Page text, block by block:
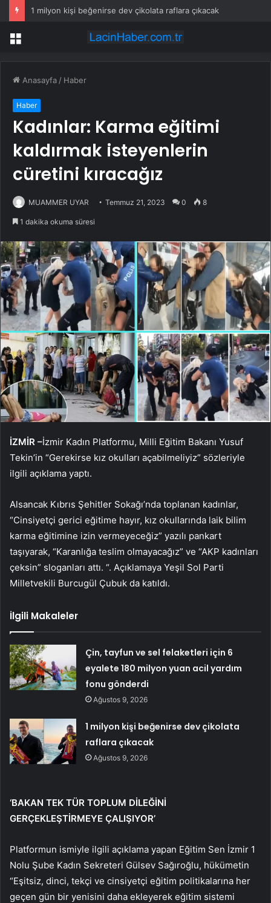
1 milyon kişi beğenirse dev çikolata raflara çıkacak
Menü
Anasayfa / Haber
Haber
Kadınlar: Karma eğitimi
kaldırmak isteyenlerin
cüretini kıracağız
MUAMMER UYAR Temmuz 21, 2023 0 8
1 dakika okuma süresi
İZMİR –İzmir Kadın Platformu, Milli Eğitim Bakanı Yusuf
Tekin’in “Gerekirse kız okulları açabilmeliyiz” sözleriyle
ilgili açıklama yaptı.
Alsancak Kıbrıs Şehitler Sokağı’nda toplanan kadınlar,
“Cinsiyetçi gerici eğitime hayır, kız okullarında laik bilim
karma eğitimine izin vermeyeceğiz” yazılı pankart
taşıyarak, “Karanlığa teslim olmayacağız” ve “AKP kadınları
çeksin” sloganları attı. “. Açıklamaya Yeşil Sol Parti
Milletvekili Burcugül Çubuk da katıldı.
İlgili Makaleler
Çin, tayfun ve sel felaketleri için 6
eyalete 180 milyon yuan acil yardım
fonu gönderdi
Ağustos 9, 2026
1 milyon kişi beğenirse dev çikolata
raflara çıkacak
Ağustos 9, 2026
‘BAKAN TEK TÜR TOPLUM DİLEĞİNİ
GERÇEKLEŞTİRMEYE ÇALIŞIYOR’
Platformun ismiyle ilgili açıklama yapan Eğitim Sen İzmir 1
Nolu Şube Kadın Sekreteri Gülsev Sağıroğlu, hükümetin
“Eşitsiz, dinci, tekçi ve cinsiyetçi eğitim politikalarına her
geçen gün bir yenisini daha ekleyerek eğitim sistemi